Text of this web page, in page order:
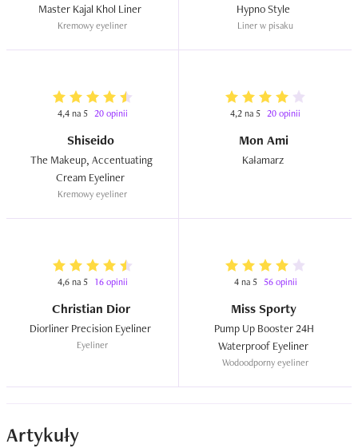
Kremowy eyeliner Liner w pisaku
4,4 na 5 20 opinii
Shiseido
The Makeup, Accentuating
Kremowy eyeliner
4,2 na 5 20 opinii
Mon Ami
4,6 na 5 16 opinii
Christian Dior
Eyeliner
4 na 5 56 opinii
Miss Sporty
Pump Up Booster 24H
Wodoodporny eyeliner
Artykuły